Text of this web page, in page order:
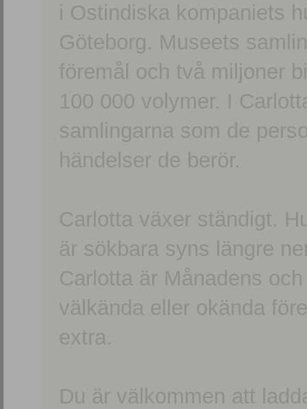
i Ostindiska kompaniets
Göteborg. Museets
föremål och två miljoner
100 000 volymer. I
samlingarna som de
händelser de berör.
Carlotta växer ständigt.
är sökbara syns längre
Carlotta är Månadens
välkända eller okända
extra.
Du är välkommen att